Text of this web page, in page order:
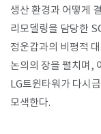
생산 환경과 어떻게
리모델링을 담당한
정운갑과의 비평적
논의의 장을 펼치며,
LG트윈타워가 다시
모색한다.